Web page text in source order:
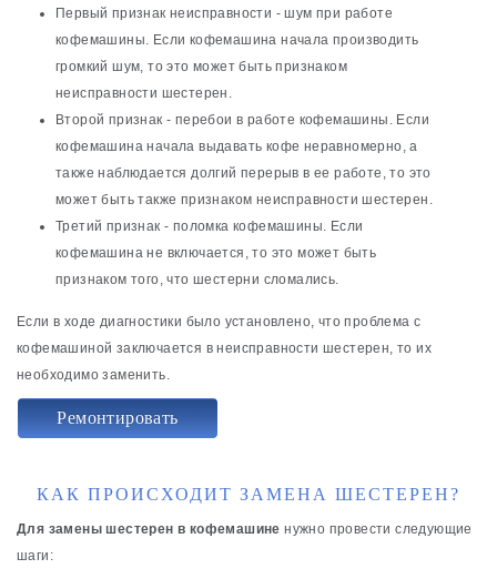
Первый признак неисправности - шум при работе
кофемашины. Если кофемашина начала производить
громкий шум, то это может быть признаком
неисправности шестерен.
Второй признак - перебои в работе кофемашины. Если
кофемашина начала выдавать кофе неравномерно, а
также наблюдается долгий перерыв в ее работе, то это
может быть также признаком неисправности шестерен.
Третий признак - поломка кофемашины. Если
кофемашина не включается, то это может быть
признаком того, что шестерни сломались.
Если в ходе диагностики было установлено, что проблема с
кофемашиной заключается в неисправности шестерен, то их
необходимо заменить.
Ремонтировать
КАК ПРОИСХОДИТ ЗАМЕНА ШЕСТЕРЕН?
Для замены шестерен в кофемашине нужно провести следующие
шаги: